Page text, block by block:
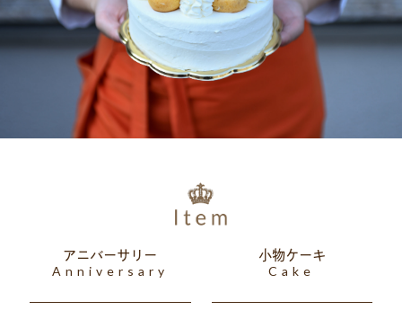
アニバーサリー
Anniversary
小物ケーキ
Cake